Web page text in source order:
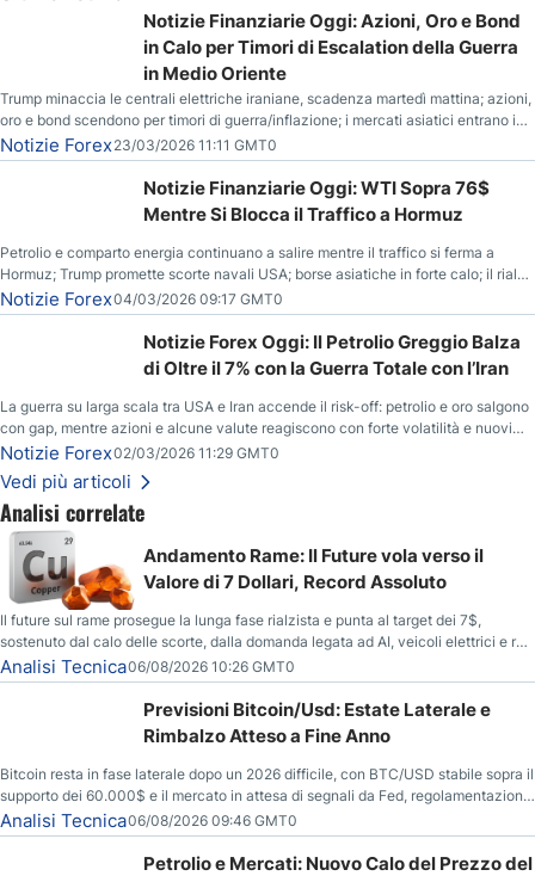
Notizie Finanziarie Oggi: Azioni, Oro e Bond
in Calo per Timori di Escalation della Guerra
in Medio Oriente
Trump minaccia le centrali elettriche iraniane, scadenza martedì mattina; azioni,
oro e bond scendono per timori di guerra/inflazione; i mercati asiatici entrano in
correzione; il petrolio greggio resta stabile.
Notizie Forex23/03/2026 11:11 GMT0
Notizie Finanziarie Oggi: WTI Sopra 76$
Mentre Si Blocca il Traffico a Hormuz
Petrolio e comparto energia continuano a salire mentre il traffico si ferma a
Hormuz; Trump promette scorte navali USA; borse asiatiche in forte calo; il rialzo
del gas naturale mette pressione all’euro.
Notizie Forex04/03/2026 09:17 GMT0
Notizie Forex Oggi: Il Petrolio Greggio Balza
di Oltre il 7% con la Guerra Totale con l’Iran
La guerra su larga scala tra USA e Iran accende il risk-off: petrolio e oro salgono
con gap, mentre azioni e alcune valute reagiscono con forte volatilità e nuovi
livelli da monitorare.
Notizie Forex02/03/2026 11:29 GMT0
Vedi più articoli
Analisi correlate
Andamento Rame: Il Future vola verso il
Valore di 7 Dollari, Record Assoluto
Il future sul rame prosegue la lunga fase rialzista e punta al target dei 7$,
sostenuto dal calo delle scorte, dalla domanda legata ad AI, veicoli elettrici e reti
energetiche, e dai timori di deficit produttivo dal 2028.
Analisi Tecnica06/08/2026 10:26 GMT0
Previsioni Bitcoin/Usd: Estate Laterale e
Rimbalzo Atteso a Fine Anno
Bitcoin resta in fase laterale dopo un 2026 difficile, con BTC/USD stabile sopra il
supporto dei 60.000$ e il mercato in attesa di segnali da Fed, regolamentazione
USA ed elezioni di medio termine.
Analisi Tecnica06/08/2026 09:46 GMT0
Petrolio e Mercati: Nuovo Calo del Prezzo del